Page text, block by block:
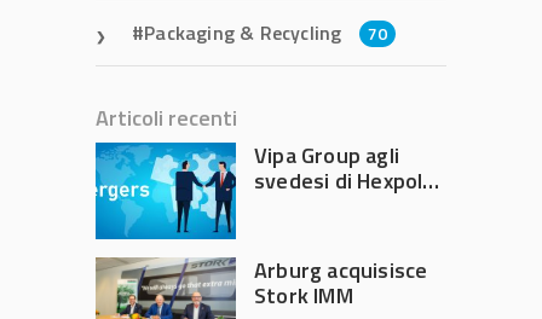
Packaging & Recycling 70
Articoli recenti
Vipa Group agli
svedesi di Hexpol
Arburg acquisisce
Stork IMM